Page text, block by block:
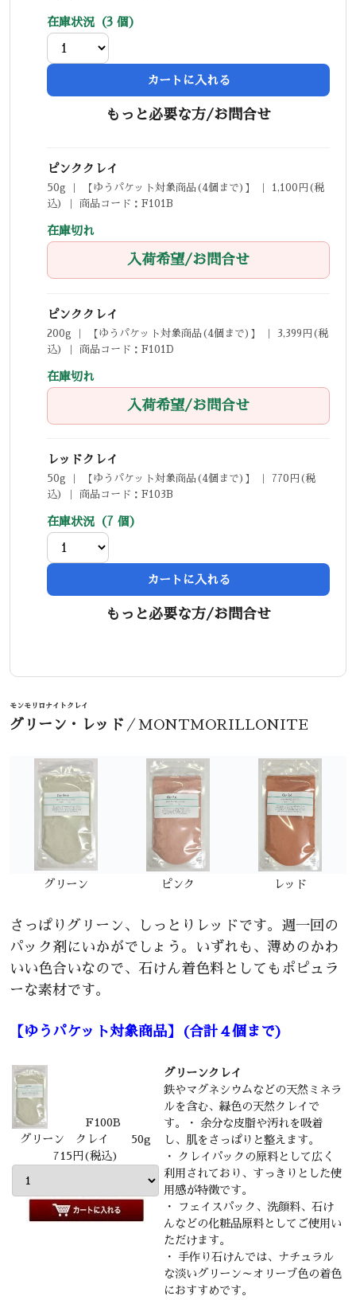
在庫状況（3 個）
カートに入れる
もっと必要な方/お問合せ
ピンククレイ
50g ｜ 【ゆうパケット対象商品(4個まで)】 ｜ 1,100円(税
込) ｜ 商品コード：F101B
在庫切れ
入荷希望/お問合せ
ピンククレイ
200g ｜ 【ゆうパケット対象商品(4個まで)】 ｜ 3,399円(税
込) ｜ 商品コード：F101D
在庫切れ
入荷希望/お問合せ
レッドクレイ
50g ｜ 【ゆうパケット対象商品(4個まで)】 ｜ 770円(税
込) ｜ 商品コード：F103B
在庫状況（7 個）
カートに入れる
もっと必要な方/お問合せ
モンモリロナイトクレイ
グリーン・レッド ／MONTMORILLONITE
グリーン ピンク レッド
さっぱりグリーン、しっとりレッドです。週一回の
パック剤にいかがでしょう。いずれも、薄めのかわ
いい色合いなので、石けん着色料としてもポピュラ
ーな素材です。
【ゆうパケット対象商品】(合計４個まで)
F100B
グリーン クレイ 50g
715円(税込)
グリーンクレイ
鉄やマグネシウムなどの天然ミネラ
ルを含む、緑色の天然クレイで
す。・ 余分な皮脂や汚れを吸着
し、肌をさっぱりと整えます。
・ クレイパックの原料として広く
利用されており、すっきりとした使
用感が特徴です。
・ フェイスパック、洗顔料、石け
んなどの化粧品原料としてご使用い
ただけます。
・ 手作り石けんでは、ナチュラル
な淡いグリーン～オリーブ色の着色
におすすめです。